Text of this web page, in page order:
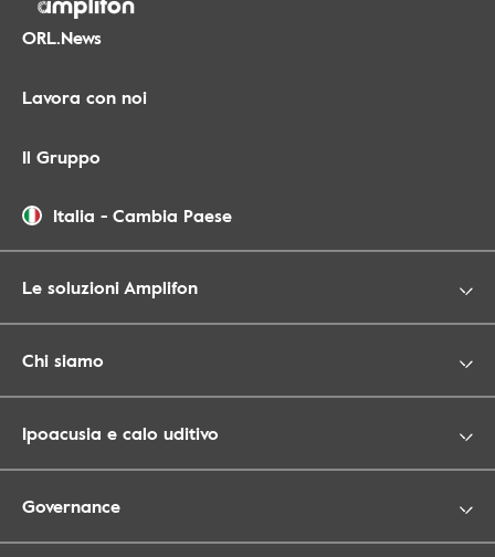
ORL.News
Lavora con noi
Il Gruppo
Italia - Cambia Paese
Le soluzioni Amplifon
Chi siamo
Ipoacusia e calo uditivo
Governance